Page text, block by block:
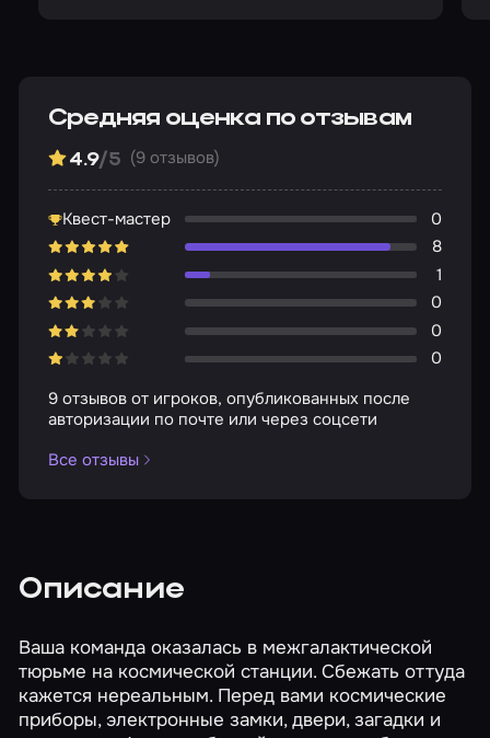
Средняя оценка по отзывам
4.9/5 (9 отзывов)
Квест-мастер
0
8
1
0
0
0
9 отзывов от игроков, опубликованных после
авторизации по почте или через соцсети
Все отзывы
Описание
Ваша команда оказалась в межгалактической
тюрьме на космической станции. Сбежать оттуда
кажется нереальным. Перед вами космические
приборы, электронные замки, двери, загадки и